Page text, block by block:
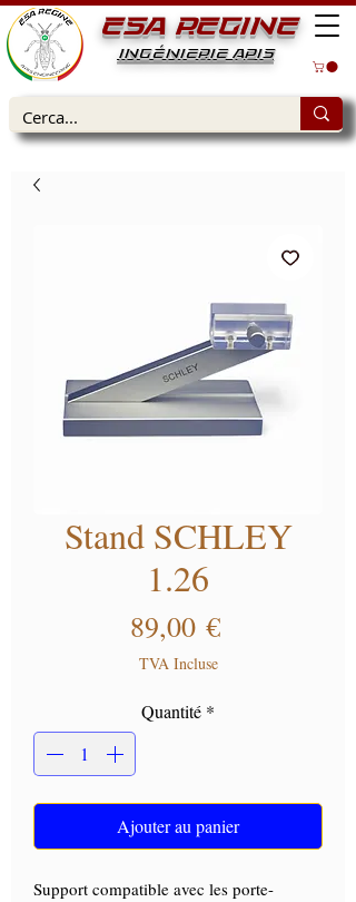
ESA REGINE
INGÉNIERIE APIS
Stand SCHLEY
1.26
89,00 €Prix
TVA Incluse
Quantité *
Ajouter au panier
Support compatible avec les porte-